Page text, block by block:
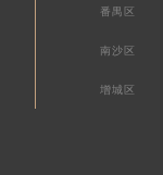
番禺区
南沙区
增城区